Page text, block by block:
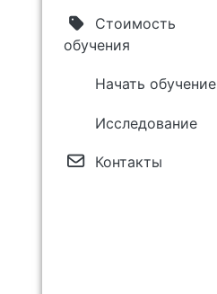
Стоимость
обучения
Начать обучение
Исследование
Контакты